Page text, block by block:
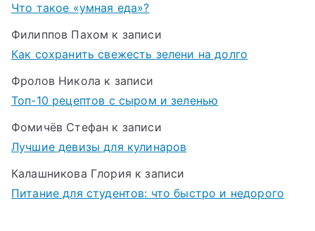
Что такое «умная еда»?
Филиппов Пахом к записи
Как сохранить свежесть зелени на долго
Фролов Никола к записи
Топ-10 рецептов с сыром и зеленью
Фомичёв Стефан к записи
Лучшие девизы для кулинаров
Калашникова Глория к записи
Питание для студентов: что быстро и недорого